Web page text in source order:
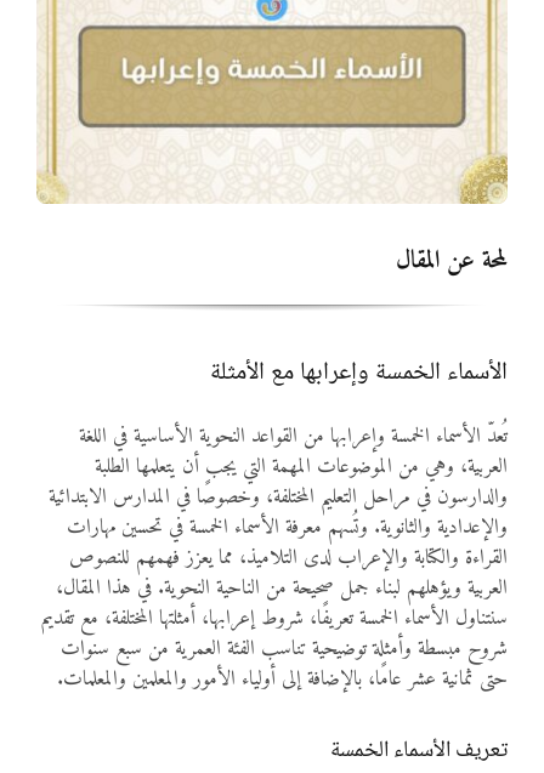
المرحلة الثالثة
أنواع الموارد
الألعاب التفاعلية
لمحة عن المقال
الأسماء الخمسة وإعرابها مع الأمثلة
تُعدّ الأسماء الخمسة وإعرابها من القواعد النحوية الأساسية في اللغة
العربية، وهي من الموضوعات المهمة التي يجب أن يتعلمها الطلبة
والدارسون في مراحل التعليم المختلفة، وخصوصًا في المدارس الابتدائية
والإعدادية والثانوية. وتُسهم معرفة الأسماء الخمسة في تحسين مهارات
القراءة والكتابة والإعراب لدى التلاميذ، مما يعزز فهمهم للنصوص
العربية ويؤهلهم لبناء جمل صحيحة من الناحية النحوية. في هذا المقال،
سنتناول الأسماء الخمسة تعريفًا، شروط إعرابها، أمثلتها المختلفة، مع تقديم
شروح مبسطة وأمثلة توضيحية تناسب الفئة العمرية من سبع سنوات
حتى ثمانية عشر عامًا، بالإضافة إلى أولياء الأمور والمعلمين والمعلمات.
تعريف الأسماء الخمسة